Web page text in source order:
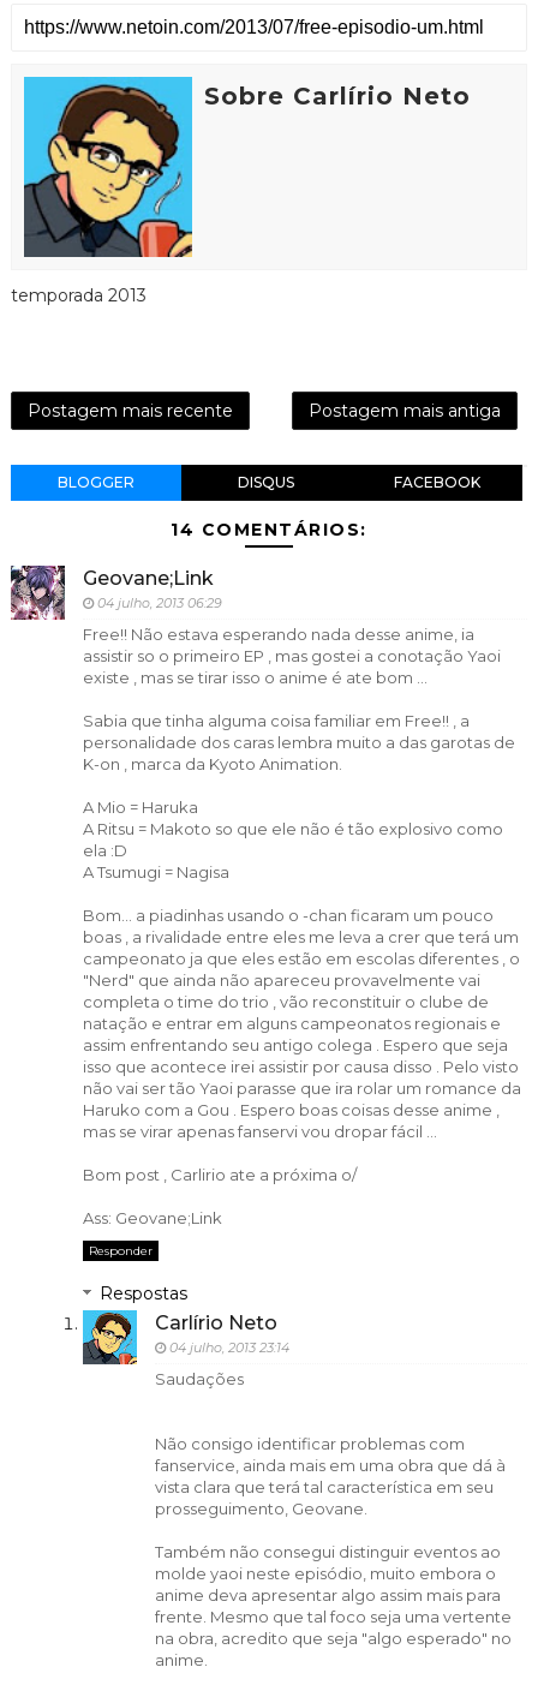
Sobre Carlírio Neto
temporada 2013
Postagem mais recente Postagem mais antiga
BLOGGER DISQUS FACEBOOK
14 COMENTÁRIOS:
Geovane;Link
04 julho, 2013 06:29
Free!! Não estava esperando nada desse anime, ia
assistir so o primeiro EP , mas gostei a conotação Yaoi
existe , mas se tirar isso o anime é ate bom ...
Sabia que tinha alguma coisa familiar em Free!! , a
personalidade dos caras lembra muito a das garotas de
K-on , marca da Kyoto Animation.
A Mio = Haruka
A Ritsu = Makoto so que ele não é tão explosivo como
ela :D
A Tsumugi = Nagisa
Bom... a piadinhas usando o -chan ficaram um pouco
boas , a rivalidade entre eles me leva a crer que terá um
campeonato ja que eles estão em escolas diferentes , o
"Nerd" que ainda não apareceu provavelmente vai
completa o time do trio , vão reconstituir o clube de
natação e entrar em alguns campeonatos regionais e
assim enfrentando seu antigo colega . Espero que seja
isso que acontece irei assistir por causa disso . Pelo visto
não vai ser tão Yaoi parasse que ira rolar um romance da
Haruko com a Gou . Espero boas coisas desse anime ,
mas se virar apenas fanservi vou dropar fácil ...
Bom post , Carlirio ate a próxima o/
Ass: Geovane;Link
Responder
Respostas
Carlírio Neto
04 julho, 2013 23:14
Saudações
Não consigo identificar problemas com
fanservice, ainda mais em uma obra que dá à
vista clara que terá tal característica em seu
prosseguimento, Geovane.
Também não consegui distinguir eventos ao
molde yaoi neste episódio, muito embora o
anime deva apresentar algo assim mais para
frente. Mesmo que tal foco seja uma vertente
na obra, acredito que seja "algo esperado" no
anime.